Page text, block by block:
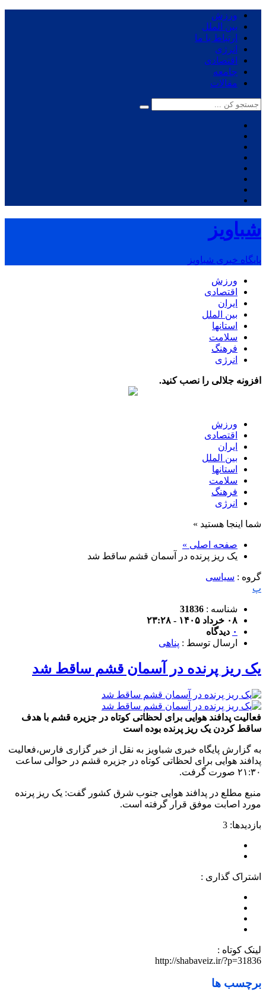
ورزش
بین الملل
ارتباط با ما
انرژی
اقتصادی
جامعه
مقالات
شباویز
پایگاه خبری شباویز
ورزش
اقتصادی
ایران
بین الملل
استانها
سلامت
فرهنگ
انرژی
افزونه جلالی را نصب کنید.
ورزش
اقتصادی
ایران
بین الملل
استانها
سلامت
فرهنگ
انرژی
شما اینجا هستید »
صفحه اصلی »
یک ریز پرنده در آسمان قشم ساقط شد
گروه : سیاسی
پ
شناسه : 31836
۰۸ خرداد ۱۴۰۵ - ۲۳:۲۸
۰ دیدگاه
ارسال توسط : پناهی
یک ریز پرنده در آسمان قشم ساقط شد
فعالیت پدافند هوایی برای لحظاتی کوتاه در جزیره قشم با هدف
ساقط کردن یک ریز پرنده بوده است
به گزارش پایگاه خبری شباویز به نقل از خبر گزاری فارس،فعالیت
پدافند هوایی برای لحظاتی کوتاه در جزیره قشم در حوالی ساعت
۲۱:۳۰ صورت گرفت.
منبع مطلع در پدافند هوایی جنوب شرق کشور گفت: یک ریز پرنده
مورد اصابت موفق قرار گرفته است.
بازدیدها: 3
اشتراک گذاری :
لینک کوتاه :
http://shabaveiz.ir/?p=31836
برچسب ها